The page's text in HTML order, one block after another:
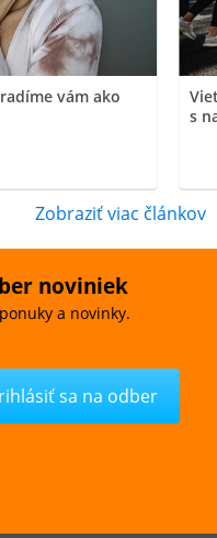
vám ako
s
Zobraziť viac článkov
noviniek
a novinky.